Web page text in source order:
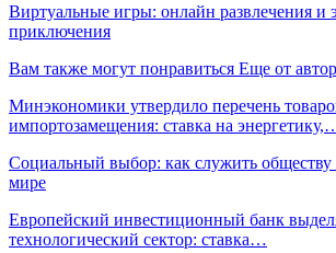
Виртуальные игры: онлайн развлечения и
приключения
Вам также могут понравиться Еще от
Минэкономики утвердило перечень
импортозамещения: ставка на
Социальный выбор: как служить
мире
Европейский инвестиционный банк
технологический сектор: ставка…